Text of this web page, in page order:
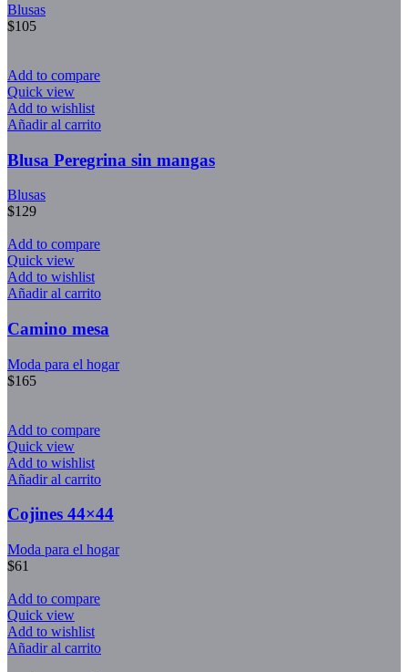
Blusas
$105
Add to compare
Quick view
Add to wishlist
Añadir al carrito
Blusa Peregrina sin mangas
Blusas
$129
Add to compare
Quick view
Add to wishlist
Añadir al carrito
Camino mesa
Moda para el hogar
$165
Add to compare
Quick view
Add to wishlist
Añadir al carrito
Cojines 44×44
Moda para el hogar
$61
Add to compare
Quick view
Add to wishlist
Añadir al carrito